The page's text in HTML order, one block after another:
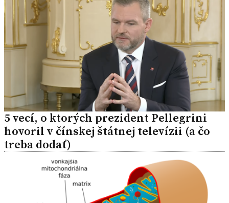
5 vecí, o ktorých prezident Pellegrini
hovoril v čínskej štátnej televízii (a čo
treba dodať)